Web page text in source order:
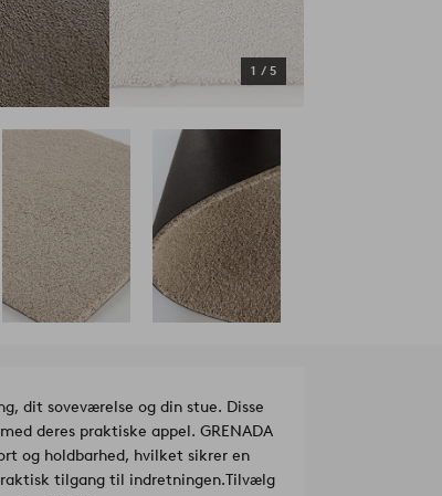
1 / 5
dit soveværelse og din stue. Disse
deres praktiske appel. GRENADA
og holdbarhed, hvilket sikrer en
tilgang til indretningen.Tilvælg